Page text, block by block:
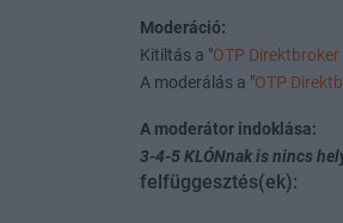
Moderáció:
Kitiltás a "OTP
A moderálás a "OTP
A moderátor indoklása:
3-4-5 KLÓNnak is nincs
felfüggesztés(ek):